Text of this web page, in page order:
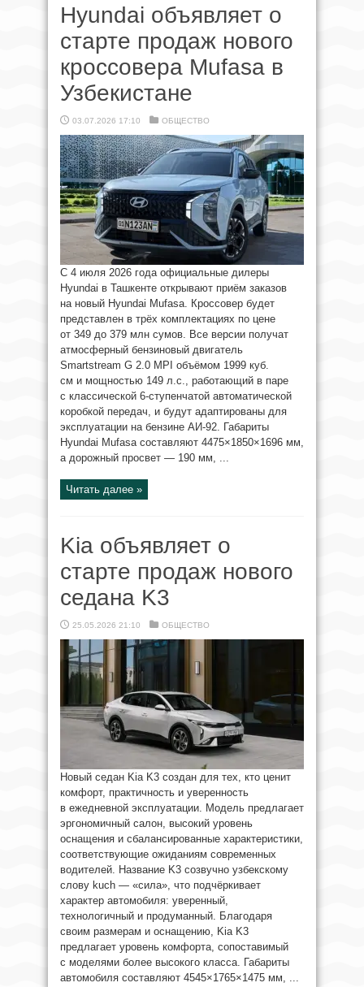
Hyundai объявляет о
старте продаж нового
кроссовера Mufasa в
Узбекистане
03.07.2026 17:10 ОБЩЕСТВО
С 4 июля 2026 года официальные дилеры
Hyundai в Ташкенте открывают приём заказов
на новый Hyundai Mufasa. Кроссовер будет
представлен в трёх комплектациях по цене
от 349 до 379 млн сумов. Все версии получат
атмосферный бензиновый двигатель
Smartstream G 2.0 MPI объёмом 1999 куб.
см и мощностью 149 л.с., работающий в паре
с классической 6-ступенчатой автоматической
коробкой передач, и будут адаптированы для
эксплуатации на бензине АИ-92. Габариты
Hyundai Mufasa составляют 4475×1850×1696 мм,
а дорожный просвет — 190 мм, ...
Читать далее »
Kia объявляет о
старте продаж нового
седана K3
25.05.2026 21:10 ОБЩЕСТВО
Новый седан Kia K3 создан для тех, кто ценит
комфорт, практичность и уверенность
в ежедневной эксплуатации. Модель предлагает
эргономичный салон, высокий уровень
оснащения и сбалансированные характеристики,
соответствующие ожиданиям современных
водителей. Название K3 созвучно узбекскому
слову kuch — «сила», что подчёркивает
характер автомобиля: уверенный,
технологичный и продуманный. Благодаря
своим размерам и оснащению, Kia K3
предлагает уровень комфорта, сопоставимый
с моделями более высокого класса. Габариты
автомобиля составляют 4545×1765×1475 мм, ...